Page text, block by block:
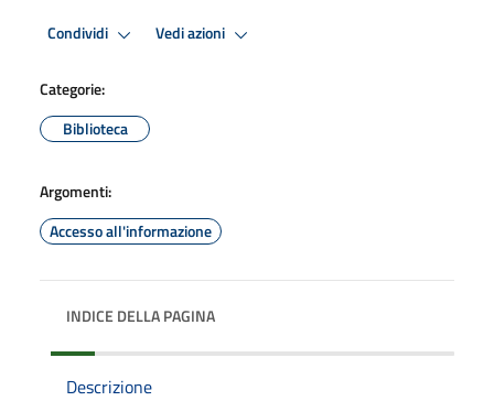
Condividi Vedi azioni
Categorie:
Biblioteca
Argomenti:
Accesso all'informazione
INDICE DELLA PAGINA
Descrizione